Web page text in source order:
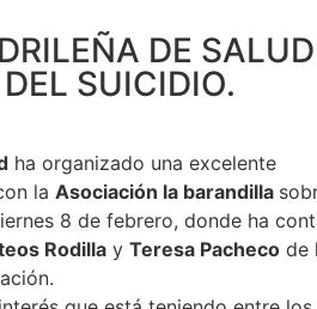
DE
SUICIDIO.
ha organizado una excelente
la Asociación la barandilla
8 de febrero, donde ha
Rodilla y Teresa Pacheco de